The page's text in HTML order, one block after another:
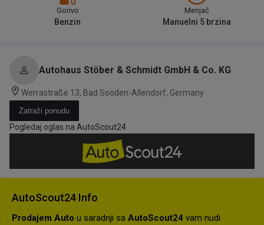
Gorivo
Benzin
Menjač
Manuelni 5 brzina
Autohaus Stöber & Schmidt GmbH & Co. KG
Werrastraße 13, Bad Sooden-Allendorf, Germany
Zatraži ponudu
Pogledaj oglas na AutoScout24
AutoScout24 Info
Prodajem Auto u saradnji sa AutoScout24 vam nudi